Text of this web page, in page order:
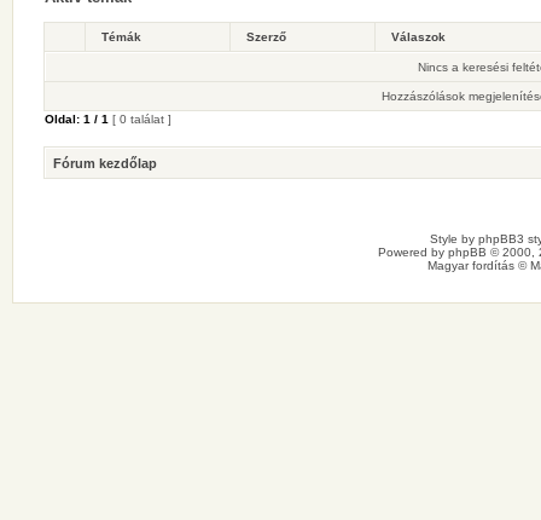
Témák Szerző Válaszok
Nincs a keresési
Hozzászólások
Oldal: 1 / 1 [ 0 találat ]
Fórum kezdőlap
Style by phpBB3
Powered by phpBB © 2000,
Magyar fordítás ©